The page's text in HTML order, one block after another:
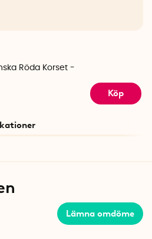
Röda Korset -
Köp
Lämna omdöme